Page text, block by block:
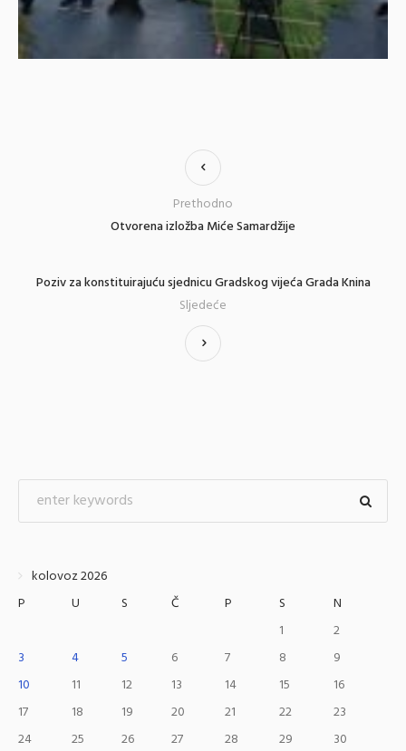
Otvorena izložba Miće Samardžije
Prethodno
Poziv za konstituirajuću sjednicu Gradskog vijeća Grada Knina
Sljedeće
kolovoz 2026
P
U S Č P S
N
1
2
3
4 5 6 7 8
9
10
11 12 13 14 15
16
17
18 19 20 21 22
23
24
25 26 27 28 29
30